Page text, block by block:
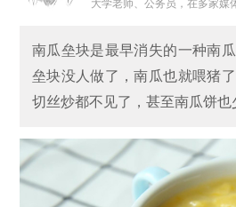
大学老师、公务员，在多家媒
南瓜垒块是最早消失的一种南
垒块没人做了，南瓜也就喂猪
切丝炒都不见了，甚至南瓜饼也